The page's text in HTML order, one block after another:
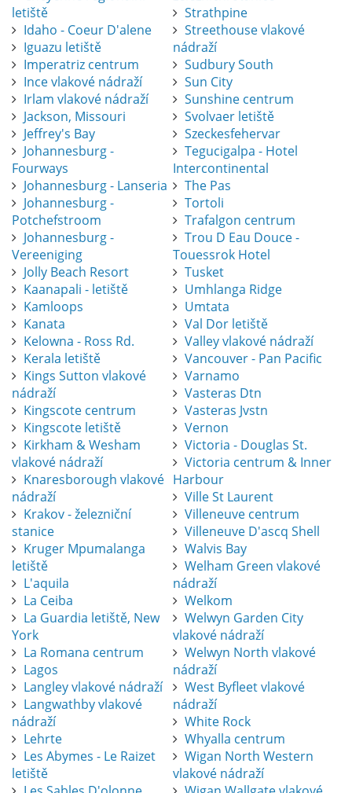
letiště
Idaho - Coeur D'alene
Iguazu letiště
Imperatriz centrum
Ince vlakové nádraží
Irlam vlakové nádraží
Jackson, Missouri
Jeffrey's Bay
Johannesburg -
Fourways
Johannesburg - Lanseria
Johannesburg -
Potchefstroom
Johannesburg -
Vereeniging
Jolly Beach Resort
Kaanapali - letiště
Kamloops
Kanata
Kelowna - Ross Rd.
Kerala letiště
Kings Sutton vlakové
nádraží
Kingscote centrum
Kingscote letiště
Kirkham & Wesham
vlakové nádraží
Knaresborough vlakové
nádraží
Krakov - železniční
stanice
Kruger Mpumalanga
letiště
L'aquila
La Ceiba
La Guardia letiště, New
York
La Romana centrum
Lagos
Langley vlakové nádraží
Langwathby vlakové
nádraží
Lehrte
Les Abymes - Le Raizet
letiště
Strathpine
Streethouse vlakové
nádraží
Sudbury South
Sun City
Sunshine centrum
Svolvaer letiště
Szeckesfehervar
Tegucigalpa - Hotel
Intercontinental
The Pas
Tortoli
Trafalgon centrum
Trou D Eau Douce -
Touessrok Hotel
Tusket
Umhlanga Ridge
Umtata
Val Dor letiště
Valley vlakové nádraží
Vancouver - Pan Pacific
Varnamo
Vasteras Dtn
Vasteras Jvstn
Vernon
Victoria - Douglas St.
Victoria centrum & Inner
Harbour
Ville St Laurent
Villeneuve centrum
Villeneuve D'ascq Shell
Walvis Bay
Welham Green vlakové
nádraží
Welkom
Welwyn Garden City
vlakové nádraží
Welwyn North vlakové
nádraží
West Byfleet vlakové
nádraží
White Rock
Whyalla centrum
Wigan North Western
vlakové nádraží